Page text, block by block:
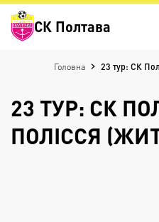
СК Полтава
Головна 23 тур: СК
23 ТУР: СК
ПОЛІССЯ